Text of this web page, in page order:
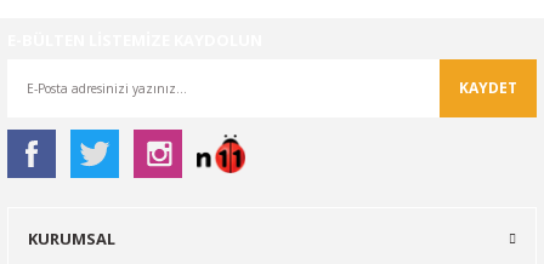
KAYDET
KURUMSAL